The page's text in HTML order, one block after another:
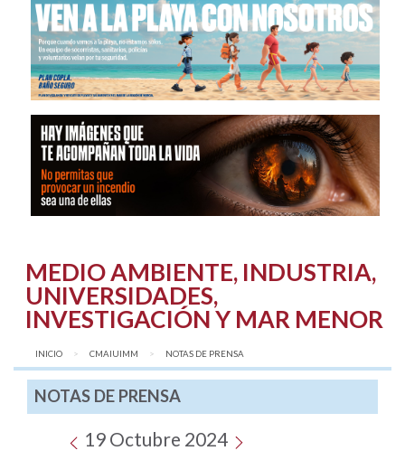
MEDIO AMBIENTE, INDUSTRIA,
UNIVERSIDADES,
INVESTIGACIÓN Y MAR MENOR
INICIO CMAIUIMM AQUÍ:
NOTAS DE PRENSA
NOTAS DE PRENSA
19 Octubre 2024